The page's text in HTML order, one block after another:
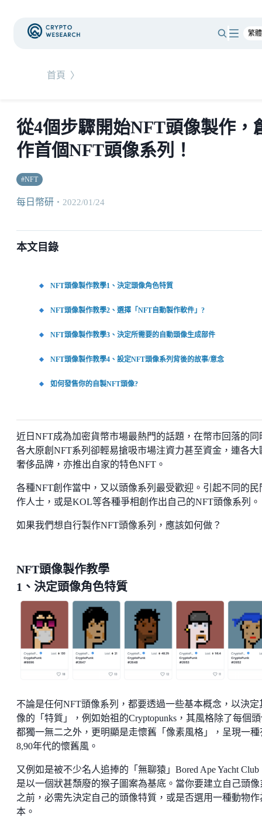
首頁 〉
從4個步驟開始NFT頭像製作，
作首個NFT頭像系列！
#NFT
每日幣研 ・ 2022/01/24
本文目錄
NFT頭像製作教學1、決定頭像角色特質
NFT頭像製作教學2、選擇「NFT自動製作軟件」?
NFT頭像製作教學3、決定所需要的自動頭像生成部件
NFT頭像製作教學4、設定NFT頭像系列背後的故事/意念
如何發售你的自製NFT頭像?
近日NFT成為加密貨幣市場最熱門的話題，在幣市回落的同
各大原創NFT系列卻輕易搶吸市場注資力甚至資金，連各大
奢侈品牌，亦推出自家的特色NFT。
各種NFT創作當中，又以頭像系列最受歡迎。引起不同的民
作人士，或是KOL等各種爭相創作出自己的NFT頭像系列。
如果我們想自行製作NFT頭像系列，應該如何做？
NFT頭像製作教學
1、決定頭像角色特質
不論是任何NFT頭像系列，都要透過一些基本概念，以決定
像的「特質」，例如始祖的​​Cryptopunks，其風格除了每個
都獨一無二之外，更明顯是走懷舊「像素風格」，呈現一種
8,90年代的懷舊風。
又例如是被不少名人追捧的「無聊猿」Bored Ape Yacht Club
是以一個狀甚頹廢的猴子圖案為基底。當你要建立自己頭像
之前，必需先決定自己的頭像特質，或是否選用一種動物作
本。